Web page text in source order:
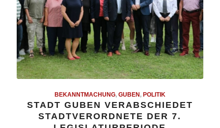
BEKANNTMACHUNG, GUBEN , POLITIK
STADT GUBEN VERABSCHIEDET
STADTVERORDNETE DER 7.